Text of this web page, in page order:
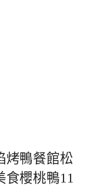
烤鴨餐館松
櫻桃鴨11